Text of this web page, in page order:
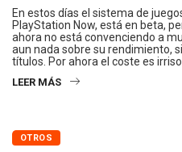
En estos días el sistema de
PlayStation Now, está en beta,
ahora no está convenciendo a
aun nada sobre su rendimiento,
títulos. Por ahora el coste es
LEER MÁS
OTROS